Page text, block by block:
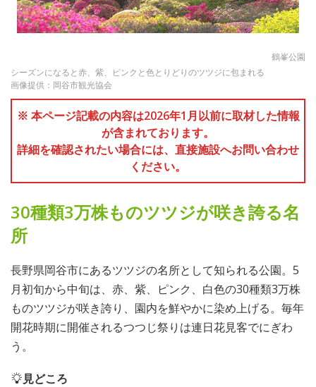
鶴峯公園
シーズンになると赤、紫、ピンクと色とりどりのツツジに包まれる
画像提供：岡谷市観光協会
※ 本ページ記載の内容は2026年1月以前に取材した情報
が含まれております。
詳細を確認されたい場合には、直接施設へお問い合わせ
ください。
30種類3万株ものツツジが咲き誇る名
所
長野県岡谷市にあるツツジの名所として知られる公園。5
月初旬から中旬は、赤、紫、ピンク、白色の30種類3万株
ものツツジが咲き誇り、園内を鮮やかに染め上げる。毎年
開花時期に開催されるつつじ祭りは連日花見客でにぎわ
う。
見どころ